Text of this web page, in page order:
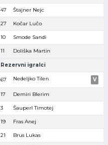
47 Štajner Nejc
27 Kočar Lučo
10 Smode Sandi
11 Doliška Martin
Rezervni igralci
67 Nedeljko Tilen V
17 Demiri Blerim
3 Šauperl Timotej
19 Fras Anej
21 Brus Lukas